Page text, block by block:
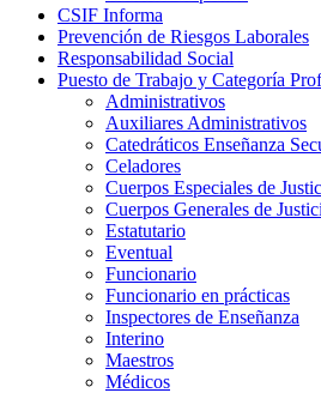
CSIF Informa
Prevención de Riesgos Laborales
Responsabilidad Social
Puesto de Trabajo y Categoría
Administrativos
Auxiliares Administrativos
Catedráticos Enseñanza
Celadores
Cuerpos Especiales de
Cuerpos Generales de
Estatutario
Eventual
Funcionario
Funcionario en prácticas
Inspectores de Enseñanza
Interino
Maestros
Médicos